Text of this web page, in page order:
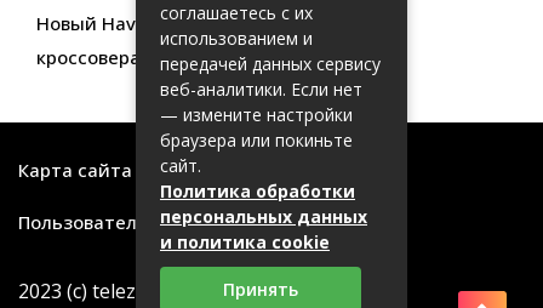
Новый Haval Jolion: обзор современного
кроссовера для активной жизни
Карта сайта
Пользовательское соглашение
2023 (с) telezritel.su. Все торговые марки
соглашаетесь с их
использованием и
передачей данных сервису
веб-аналитики. Если нет
— измените настройки
браузера или покиньте
сайт.
Политика обработки
персональных данных
и политика cookie
Принять